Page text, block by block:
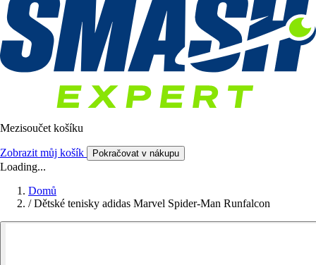
Mezisoučet košíku
Zobrazit můj košík Pokračovat v nákupu
Loading...
Domů
/ Dětské tenisky adidas Marvel Spider-Man Runfalcon